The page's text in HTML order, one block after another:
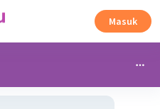
Masuk